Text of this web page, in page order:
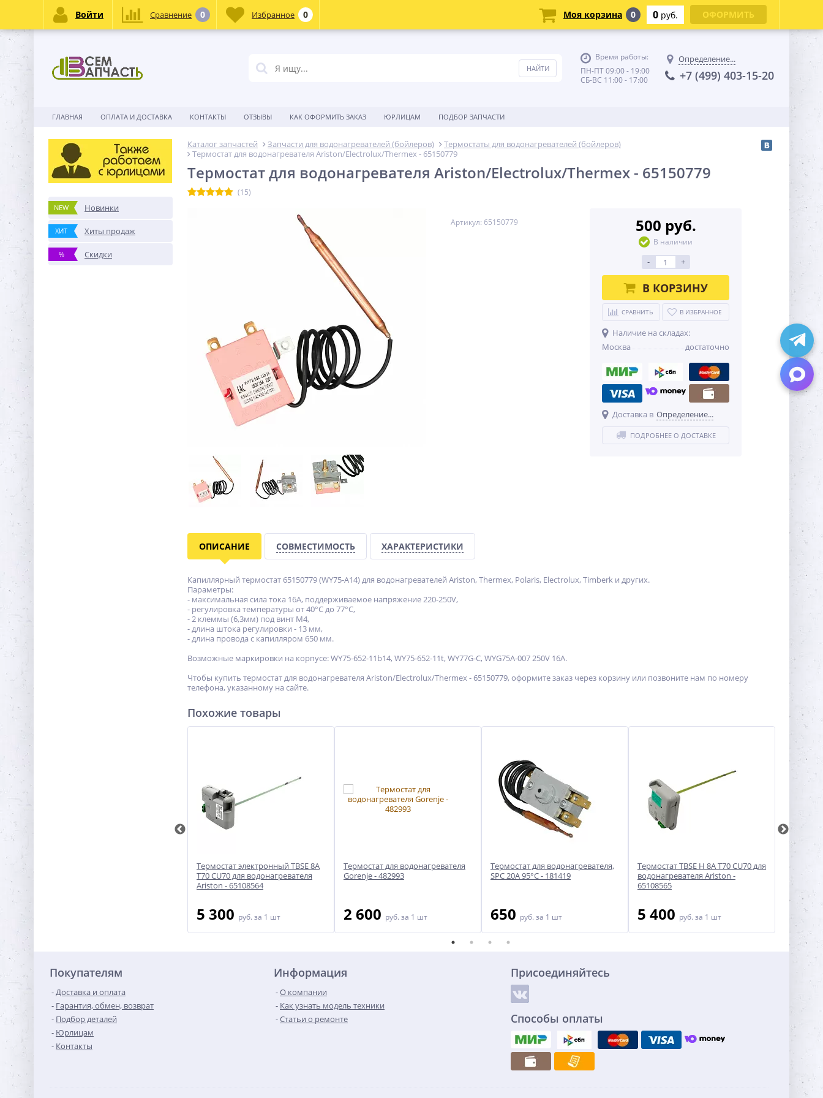
Время работы:
ПН-ПТ 09:00 - 19:00
СБ-ВС 11:00 - 17:00
Определение...
+7 (499) 403-15-20
ГЛАВНАЯ ОПЛАТА И ДОСТАВКА КОНТАКТЫ ОТЗЫВЫ КАК ОФОРМИТЬ ЗАКАЗ ЮРЛИЦАМ ПОДБОР ЗАПЧАСТИ
NEW Новинки
ХИТ Хиты продаж
% Скидки
Каталог запчастей Запчасти для водонагревателей (бойлеров)
Термостаты для водонагревателей (бойлеров)
Термостат для водонагревателя Ariston/Electrolux/Thermex - 65150779
Термостат для водонагревателя Ariston/Electrolux/Thermex - 65150779
(15)
Артикул: 65150779 500 руб.
В наличии
- +
В КОРЗИНУ
СРАВНИТЬ В ИЗБРАННОЕ
Наличие на складах:
Москва
достаточно
Доставка в Определение...
ПОДРОБНЕЕ О ДОСТАВКЕ
ОПИСАНИЕ СОВМЕСТИМОСТЬ ХАРАКТЕРИСТИКИ
Капиллярный термостат 65150779 (WY75-A14) для водонагревателей Ariston, Thermex, Polaris, Electrolux, Timberk и других.
Параметры:
- максимальная сила тока 16А, поддерживаемое напряжение 220-250V,
- регулировка температуры от 40°С до 77°С,
- 2 клеммы (6,3мм) под винт М4,
- длина штока регулировки - 13 мм,
- длина провода с капилляром 650 мм.
Возможные маркировки на корпусе: WY75-652-11b14, WY75-652-11t, WY77G-C, WYG75A-007 250V 16A.
Чтобы купить термостат для водонагревателя Ariston/Electrolux/Thermex - 65150779, оформите заказ через корзину или позвоните нам по номеру
телефона, указанному на сайте.
Похожие товары
Термостат электронный TBSE 8A
T70 CU70 для водонагревателя
Ariston - 65108564
5 300 руб. за 1 шт
Термостат для водонагревателя
Gorenje - 482993
2 600 руб. за 1 шт
Термостат для водонагревателя,
SPC 20A 95°C - 181419
650 руб. за 1 шт
Термостат TBSE H 8A T70 CU70 для
водонагревателя Ariston -
65108565
5 400 руб. за 1 шт 950
Покупателям
Доставка и оплата
Гарантия, обмен, возврат
Подбор деталей
Юрлицам
Контакты
Информация
О компании
Как узнать модель техники
Статьи о ремонте
Присоединяйтесь
Способы оплаты
Войти Сравнение 0 Избранное 0 Моя корзина 0 0 руб. ОФОРМИТЬ